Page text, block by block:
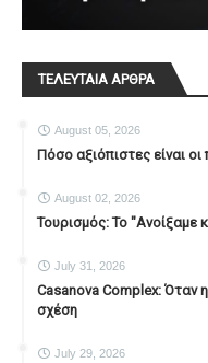
ΤΕΛΕΥΤΑΙΑ ΑΡΘΡΑ
August 05, 2026
Πόσο αξιόπιστες είναι οι
August 02, 2026
Τουρισμός: Το "Ανοίξαμε
July 31, 2026
Casanova Complex: Όταν
σχέση
July 29, 2026